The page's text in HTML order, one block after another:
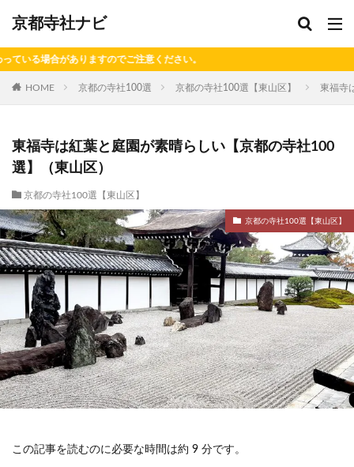
京都寺社ナビ
注意ください。
HOME 京都の寺社100選 京都の寺社100選【東山区】 東福寺
東福寺は紅葉と庭園が素晴らしい【京都の寺社100
選】（東山区）
京都の寺社100選【東山区】
京都の寺社100選【東山区】
この記事を読むのに必要な時間は約 9 分です。